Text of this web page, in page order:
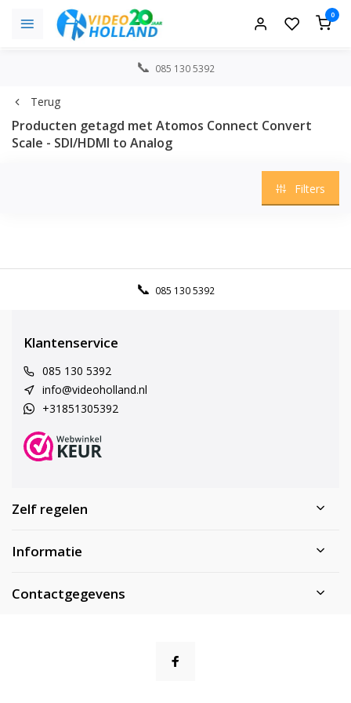
0
085 130 5392
Terug
Producten getagd met Atomos Connect Convert
Scale - SDI/HDMI to Analog
Filters
085 130 5392
Klantenservice
085 130 5392
info@videoholland.nl
+31851305392
Zelf regelen
Informatie
Contactgegevens